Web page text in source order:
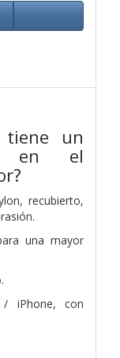
tiene un
en el
recubierto,
una mayor
/ iPhone, con